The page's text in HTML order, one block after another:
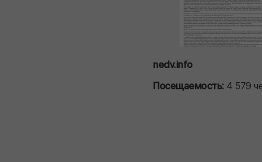
nedv.info
Посещаемость:4 579